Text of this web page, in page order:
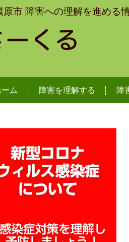
原市 障害への理解を進める
ーム 障害を理解する 障